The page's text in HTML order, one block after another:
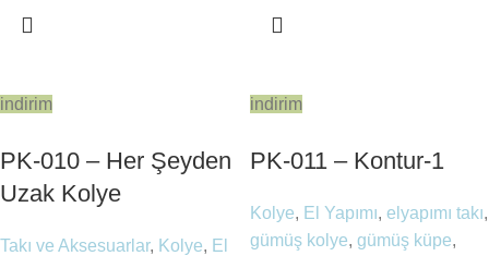
indirim
PK-010 – Her Şeyden
Uzak Kolye
Takı ve Aksesuarlar, Kolye, El
indirim
PK-011 – Kontur-1
Kolye, El Yapımı, elyapımı takı,
gümüş kolye, gümüş küpe,